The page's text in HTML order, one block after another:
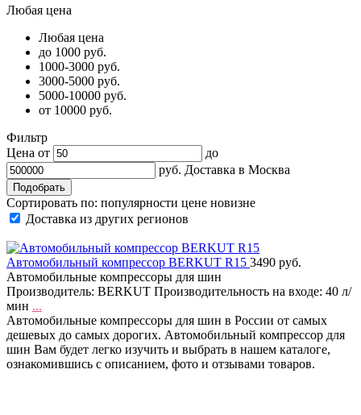
Любая цена
Любая цена
до 1000 руб.
1000-3000 руб.
3000-5000 руб.
5000-10000 руб.
от 10000 руб.
Фильтр
Цена от
до
руб. Доставка в Москва
Сортировать по: популярности цене новизне
Доставка из других регионов
Автомобильный компрессор BERKUT R15 3490 руб.
Автомобильные компрессоры для шин
Производитель: BERKUT Производительность на входе: 40 л/
мин ...
Автомобильные компрессоры для шин в России от самых
дешевых до самых дорогих. Автомобильный компрессор для
шин Вам будет легко изучить и выбрать в нашем каталоге,
ознакомившись с описанием, фото и отзывами товаров.